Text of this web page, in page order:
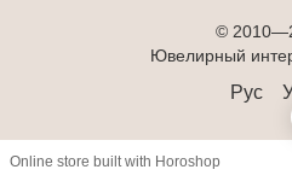
©
Ювелирный
Рус
Online store built with Horoshop